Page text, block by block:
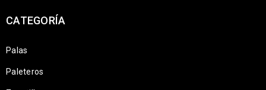
CATEGORÍA
Palas
Paleteros